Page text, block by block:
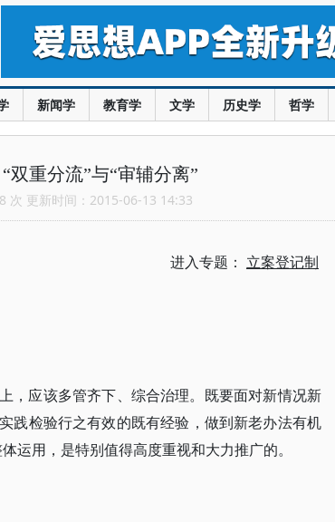
新闻学 教育学 文学 历史学 哲学
双重分流”与“审辅分离”
次 更新时间：2015-06-13 14:33
进入专题： 立案登记制
，应该多管齐下、综合治理。既要面对新情况新
践检验行之有效的既有经验，做到新老办法有机
运用，是特别值得高度重视和大力推广的。